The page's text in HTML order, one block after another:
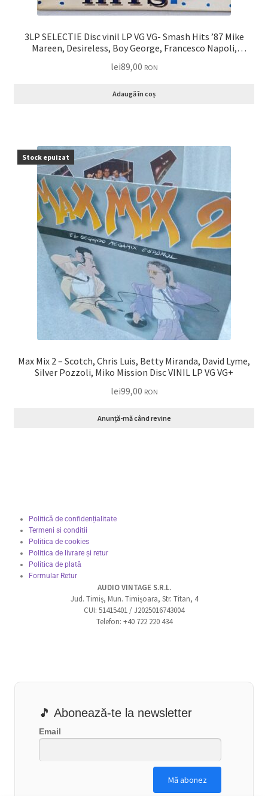
3LP SELECTIE Disc vinil LP VG VG- Smash Hits ’87 Mike
Mareen, Desireless, Boy George, Francesco Napoli,
lei89,00 RON
Adaugă în coș
Stock epuizat
Max Mix 2 – Scotch, Chris Luis, Betty Miranda, David Lyme,
Silver Pozzoli, Miko Mission Disc VINIL LP VG VG+
lei99,00 RON
Anunță-mă când revine
Politică de confidențialitate
Termeni si conditii
Politica de cookies
Politica de livrare și retur
Politica de plată
Formular Retur
AUDIO VINTAGE S.R.L.
Jud. Timiș, Mun. Timișoara, Str. Titan, 4
CUI: 51415401 / J2025016743004
Telefon: +40 722 220 434
🎵 Abonează-te la newsletter
Email